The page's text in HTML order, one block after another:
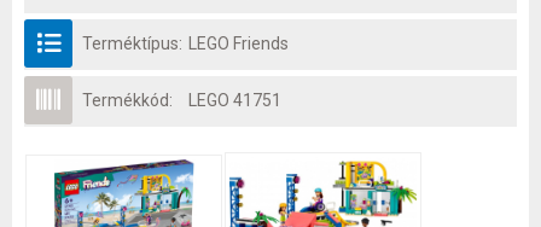
Terméktípus: LEGO Friends
Termékkód: LEGO 41751